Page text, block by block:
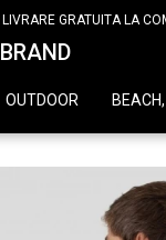
LIVRARE GRATUITA LA
BRAND
OUTDOOR